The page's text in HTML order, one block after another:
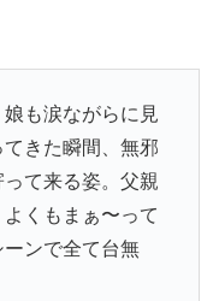
も涙ながらに見
きた瞬間、無邪
て来る姿。父親
くもまぁ〜って
ンで全て台無